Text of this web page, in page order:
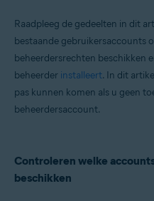
Enterprise / Ultimate – Service
Raadpleeg de gedeelten in dit
bestaande gebruikersaccounts
beheerdersrechten beschikken
beheerder installeert. In dit
pas kunnen komen als u geen
beheerdersaccount.
Controleren welke
beschikken